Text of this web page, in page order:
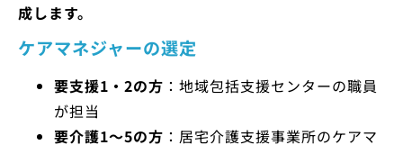
成します。
ケアマネジャーの選定
要支援1・2の方 ：地域包括支援センターの職員
が担当
要介護1～5の方 ：居宅介護支援事業所のケアマ